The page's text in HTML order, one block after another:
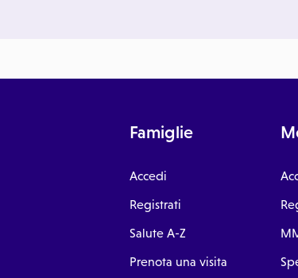
Famiglie
Accedi
Registrati
Salute A-Z
Prenota una visita